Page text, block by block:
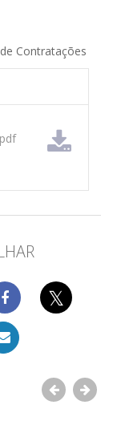
Contratações
𝕏
Anterior